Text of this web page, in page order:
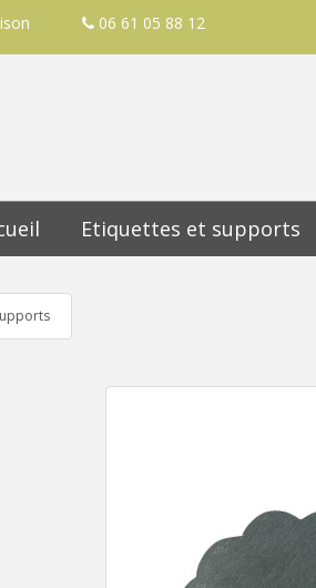
06 61 05 88 12
Etiquettes et supports